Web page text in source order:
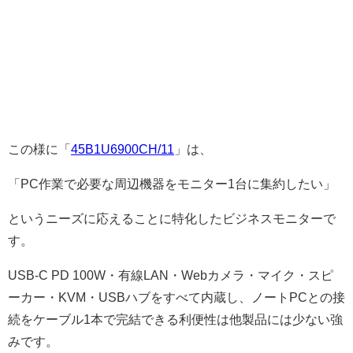
この様に「 45B1U6900CH/11 」は、
「PC作業で必要な周辺機器をモニター1台に集約したい」
というニーズに応えることに特化したビジネスモニターで
す。
USB-C PD 100W・有線LAN・Webカメラ・マイク・スピ
ーカー・KVM・USBハブをすべて内蔵し、ノートPCとの接
続をケーブル1本で完結できる利便性は他製品には少ない強
みです。